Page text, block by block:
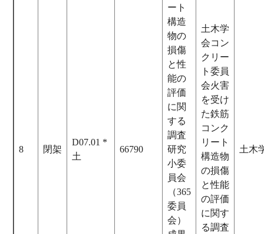
8 閉架
D07.01 *
土
66790
ート
構造
物の
損傷
と性
能の
評価
に関
する
調査
研究
小委
員会
（365
委員
会）
土木学
会コン
クリー
ト委員
会火害
を受け
た鉄筋
コンク
リート
構造物
の損傷
と性能
の評価
に関す
る調査
土木